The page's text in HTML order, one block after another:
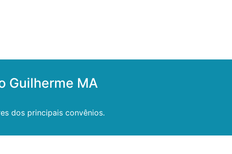
Guilherme MA
dos principais convênios.